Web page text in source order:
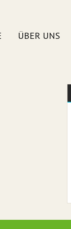
ÜBER UNS